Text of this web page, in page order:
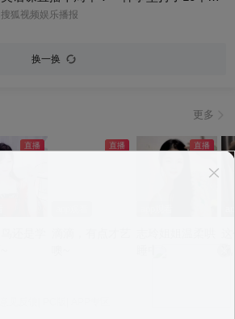
的太酷了，大家有没有跟着张老师的课
味儿了，飙英文的片段甚至堪比口语范
编一起来感受下什么叫开口即高级吧！@
张朝阳 @张朝阳的英语课 @麦小麦 @搜
科学探索小组 @涛姐是女神 @狐圈圈 @
搜狐视频娱乐播报
换一换
更多